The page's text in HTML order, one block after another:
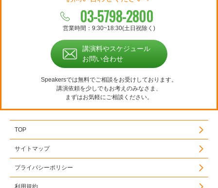
03-5798-2800
営業時間：9:30~18:30(土日祝除く)
講演料やスケジュール
お問い合わせ
Speakersでは無料でご相談をお受けしております。
講演依頼を少しでもお考えのみなさま、
まずはお気軽にご相談ください。
TOP
サイトマップ
プライバシーポリシー